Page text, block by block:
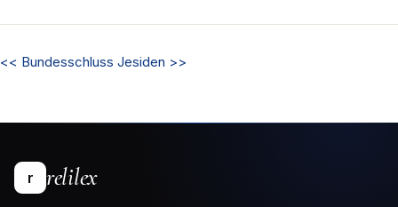
<< Bundesschluss Jesiden >>
r relilex